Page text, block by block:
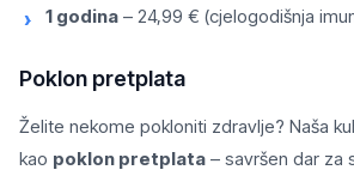
1 godina – 24,99 € (cjelogodišnja
Poklon pretplata
Želite nekome pokloniti zdravlje? Naša
kao poklon pretplata – savršen dar za